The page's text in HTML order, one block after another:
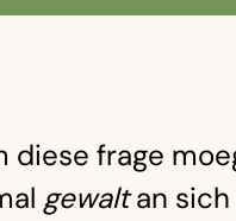
diese frage
gewaltan sich